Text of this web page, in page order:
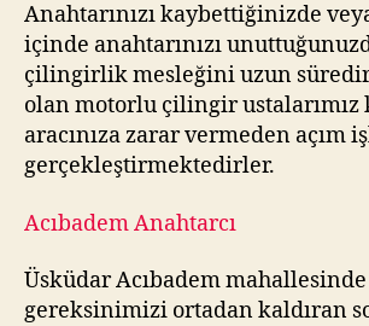
Anahtarınızı kaybettiğinizde
içinde anahtarınızı
çilingirlik mesleğini uzun
olan motorlu çilingir ustalarımız
aracınıza zarar vermeden açım
gerçekleştirmektedirler.
Acıbadem Anahtarcı
Üsküdar Acıbadem mahallesinde
gereksinimizi ortadan kaldıran